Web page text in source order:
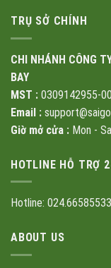
TRỤ SỞ CHÍNH
CHI NHÁNH CÔNG
BAY
MST : 0309142955-
Email :
Giờ mở cửa : Mon -
HOTLINE HỖ TRỢ
Hotline: 024.66585533
ABOUT US